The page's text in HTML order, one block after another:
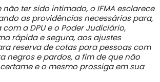
não ter sido intimado, o IFMA esclarece
as providências necessárias para,
a DPU e o Poder Judiciário,
rápida e segura, aos ajustes
reserva de cotas para pessoas com
negros e pardos, a fim de que não
e o mesmo prossiga em sua